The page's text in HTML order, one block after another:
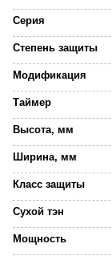
Серия
Степень защиты
Модификация
Таймер
Высота, мм
Ширина, мм
Класс защиты
Сухой тэн
Мощность